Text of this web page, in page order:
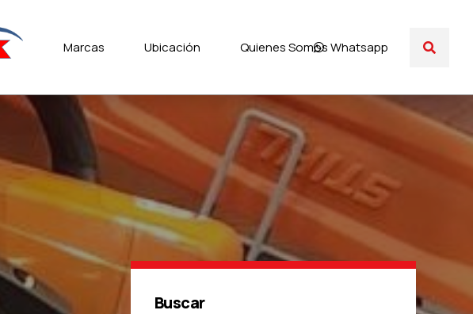
Whatsapp
Marcas Ubicación Quienes Somos
Buscar